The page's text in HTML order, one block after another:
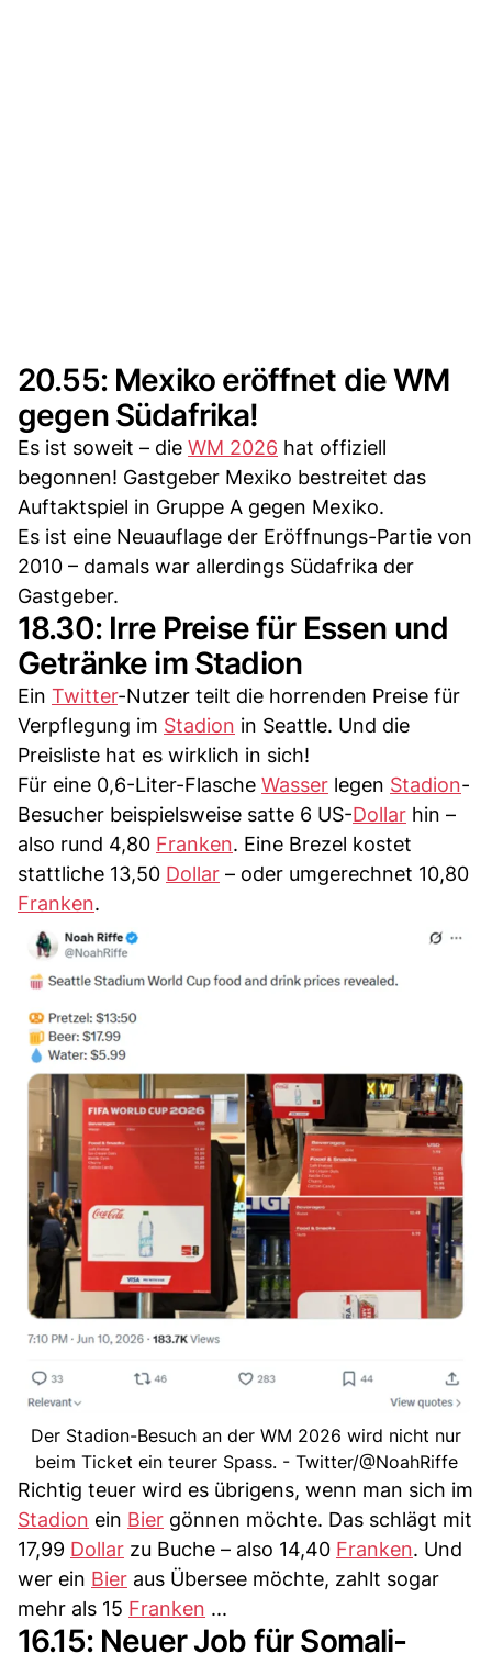
20.55: Mexiko eröffnet die WM
gegen Südafrika!
Es ist soweit – die WM 2026 hat offiziell
begonnen! Gastgeber Mexiko bestreitet das
Auftaktspiel in Gruppe A gegen Mexiko.
Es ist eine Neuauflage der Eröffnungs-Partie von
2010 – damals war allerdings Südafrika der
Gastgeber.
18.30: Irre Preise für Essen und
Getränke im Stadion
Ein Twitter-Nutzer teilt die horrenden Preise für
Verpflegung im Stadion in Seattle. Und die
Preisliste hat es wirklich in sich!
Für eine 0,6-Liter-Flasche Wasser legen Stadion-
Besucher beispielsweise satte 6 US-Dollar hin –
also rund 4,80 Franken. Eine Brezel kostet
stattliche 13,50 Dollar – oder umgerechnet 10,80
Franken.
Der Stadion-Besuch an der WM 2026 wird nicht nur
beim Ticket ein teurer Spass. - Twitter/@NoahRiffe
Richtig teuer wird es übrigens, wenn man sich im
Stadion ein Bier gönnen möchte. Das schlägt mit
17,99 Dollar zu Buche – also 14,40 Franken. Und
wer ein Bier aus Übersee möchte, zahlt sogar
mehr als 15 Franken ...
16.15: Neuer Job für Somali-